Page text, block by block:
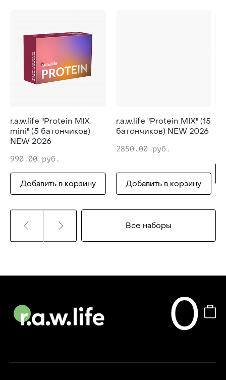
r.a.w.life "Protein MIX
mini" (5 батончиков)
NEW 2026
990.00 руб.
Добавить в корзину
r.a.w.life "Protein MIX" (15
батончиков) NEW 2026
2850.00 руб.
Добавить в корзину
Все наборы
0